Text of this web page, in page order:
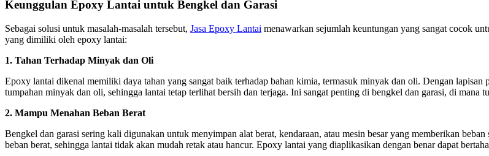
Keunggulan Epoxy Lantai untuk Bengkel dan Garasi
Sebagai solusi untuk masalah-masalah tersebut, Jasa Epoxy Lantai menawarkan sejumlah keuntungan yang sangat cocok
yang dimiliki oleh epoxy lantai:
1. Tahan Terhadap Minyak dan Oli
Epoxy lantai dikenal memiliki daya tahan yang sangat baik terhadap bahan kimia, termasuk minyak dan oli. Dengan
tumpahan minyak dan oli, sehingga lantai tetap terlihat bersih dan terjaga. Ini sangat penting di bengkel dan garasi, di mana
2. Mampu Menahan Beban Berat
Bengkel dan garasi sering kali digunakan untuk menyimpan alat berat, kendaraan, atau mesin besar yang memberikan
beban berat, sehingga lantai tidak akan mudah retak atau hancur. Epoxy lantai yang diaplikasikan dengan benar dapat